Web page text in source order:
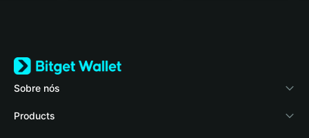
Sobre nós
Bitget Wallet
Products